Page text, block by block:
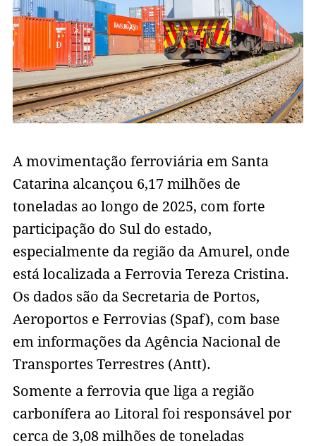
A movimentação ferroviária em Santa
Catarina alcançou 6,17 milhões de
toneladas ao longo de 2025, com forte
participação do Sul do estado,
especialmente da região da Amurel, onde
está localizada a Ferrovia Tereza Cristina.
Os dados são da Secretaria de Portos,
Aeroportos e Ferrovias (Spaf), com base
em informações da Agência Nacional de
Transportes Terrestres (Antt).
Somente a ferrovia que liga a região
carbonífera ao Litoral foi responsável por
cerca de 3,08 milhões de toneladas